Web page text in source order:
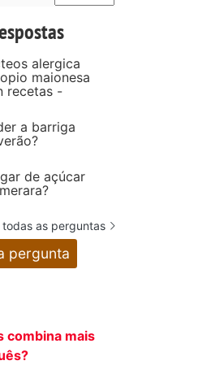
com
e queijo
alergica
maionesa
recetas -
a barriga
de açúcar
todas as perguntas
pergunta
combina mais